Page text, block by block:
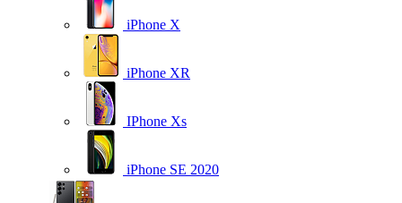
iPhone X
iPhone XR
IPhone Xs
iPhone SE 2020